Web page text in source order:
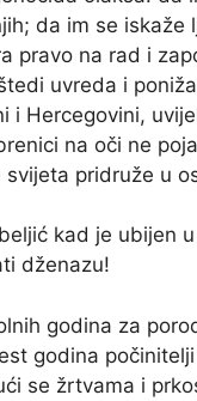
da im se iskaže
pravo na rad i
uvreda i
i Hercegovini,
na oči ne
pridruže u
kad je ubijen
dženazu!
godina za
godina
se žrtvama i